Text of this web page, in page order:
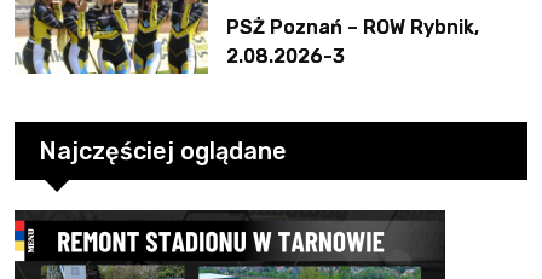
PSŻ Poznań – ROW Rybnik,
2.08.2026-3
Najczęściej oglądane